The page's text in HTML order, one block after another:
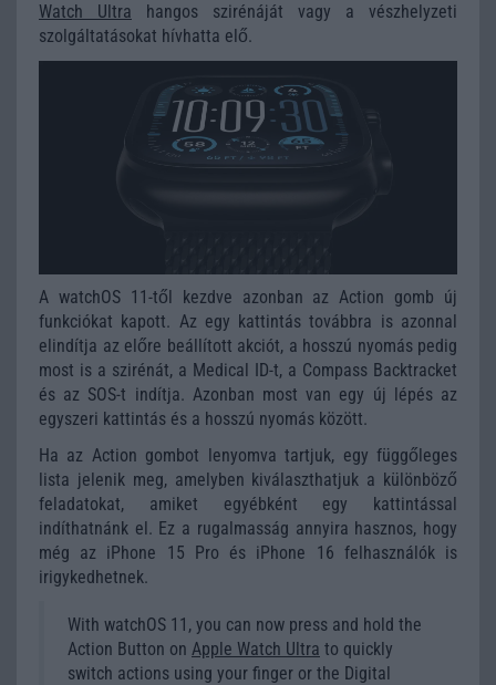
Watch Ultra hangos szirénáját vagy a vészhelyzeti
szolgáltatásokat hívhatta elő.
A watchOS 11-től kezdve azonban az Action gomb új
funkciókat kapott. Az egy kattintás továbbra is azonnal
elindítja az előre beállított akciót, a hosszú nyomás pedig
most is a szirénát, a Medical ID-t, a Compass Backtracket
és az SOS-t indítja. Azonban most van egy új lépés az
egyszeri kattintás és a hosszú nyomás között.
Ha az Action gombot lenyomva tartjuk, egy függőleges
lista jelenik meg, amelyben kiválaszthatjuk a különböző
feladatokat, amiket egyébként egy kattintással
indíthatnánk el. Ez a rugalmasság annyira hasznos, hogy
még az iPhone 15 Pro és iPhone 16 felhasználók is
irigykedhetnek.
With watchOS 11, you can now press and hold the
Action Button on Apple Watch Ultra to quickly
switch actions using your finger or the Digital